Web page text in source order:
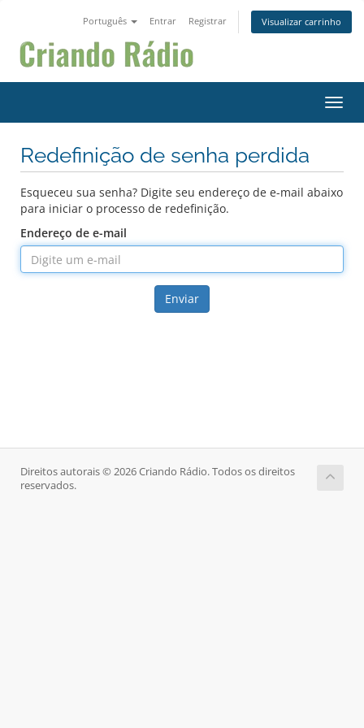
Português Entrar Registrar Visualizar carrinho
Redefinição de senha perdida
Esqueceu sua senha? Digite seu endereço de e-mail abaixo
para iniciar o processo de redefinição.
Endereço de e-mail
Enviar
Direitos autorais © 2026 Criando Rádio. Todos os direitos
reservados.